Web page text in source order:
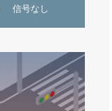
信号なし